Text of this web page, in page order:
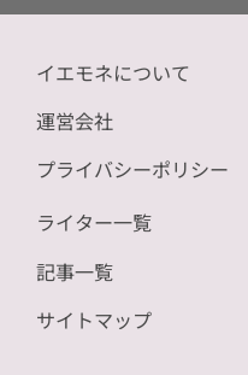
イエモネについて
運営会社
プライバシーポリシー
ライター一覧
記事一覧
サイトマップ